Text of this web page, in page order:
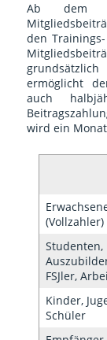
Ab dem
den
ermöglicht
auch
wird ein
(Vollzahler)
Studenten,
FSJler,
Kinder,
Schüler